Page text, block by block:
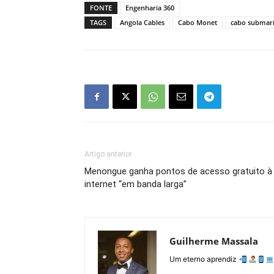
FONTE
Engenharia 360
TAGS
Angola Cables Cabo Monet cabo
Artigo anterior
Menongue ganha pontos de acesso gratuito à
internet “em banda larga”
Guilherme Massala
Um eterno aprendiz